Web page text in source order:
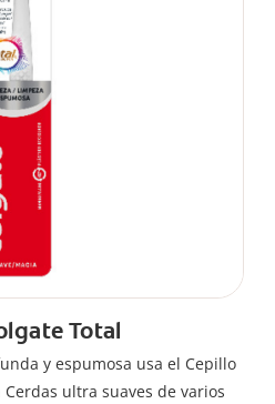
Total
y espumosa usa el Cepillo
Cerdas ultra suaves de varios